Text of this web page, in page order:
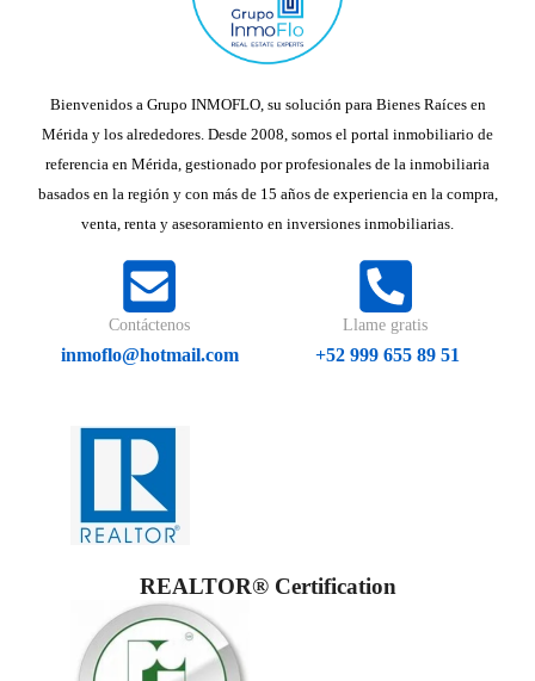
Bienvenidos a Grupo INMOFLO, su solución para Bienes Raíces en
Mérida y los alrededores. Desde 2008, somos el portal inmobiliario de
referencia en Mérida, gestionado por profesionales de la inmobiliaria
basados en la región y con más de 15 años de experiencia en la compra,
venta, renta y asesoramiento en inversiones inmobiliarias.
Contáctenos
inmoflo@hotmail.com
Llame gratis
+52 999 655 89 51
REALTOR® Certification